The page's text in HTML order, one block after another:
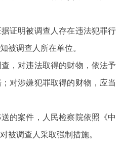
证明被调查人存在违法犯罪行
被调查人所在单位。
，对违法取得的财物，依法予
对涉嫌犯罪取得的财物，应当
的案件，人民检察院依照《中
被调查人采取强制措施。